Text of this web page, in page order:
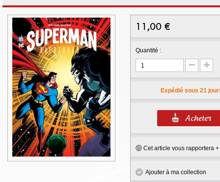
11,00 €
Quantité :
Expédié sous 21
Cet article vous rapportera +
Ajouter à ma collection